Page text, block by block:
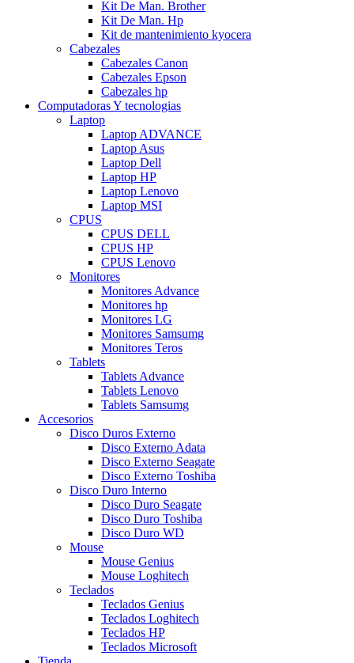
Kit De Man. Brother
Kit De Man. Hp
Kit de mantenimiento kyocera
Cabezales
Cabezales Canon
Cabezales Epson
Cabezales hp
Computadoras Y tecnologias
Laptop
Laptop ADVANCE
Laptop Asus
Laptop Dell
Laptop HP
Laptop Lenovo
Laptop MSI
CPUS
CPUS DELL
CPUS HP
CPUS Lenovo
Monitores
Monitores Advance
Monitores hp
Monitores LG
Monitores Samsumg
Monitores Teros
Tablets
Tablets Advance
Tablets Lenovo
Tablets Samsumg
Accesorios
Disco Duros Externo
Disco Externo Adata
Disco Externo Seagate
Disco Externo Toshiba
Disco Duro Interno
Disco Duro Seagate
Disco Duro Toshiba
Disco Duro WD
Mouse
Mouse Genius
Mouse Loghitech
Teclados
Teclados Genius
Teclados Loghitech
Teclados HP
Teclados Microsoft